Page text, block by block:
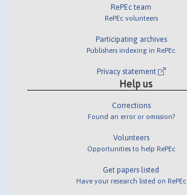
RePEc team
RePEc volunteers
Participating archives
Publishers indexing in RePEc
Privacy statement
Help us
Corrections
Found an error or omission?
Volunteers
Opportunities to help RePEc
Get papers listed
Have your research listed on RePEc